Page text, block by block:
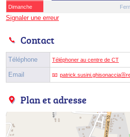
Dimanche
Signaler une erreur
Contact
Téléphone Téléphoner au centre de CT
Email
Plan et adresse